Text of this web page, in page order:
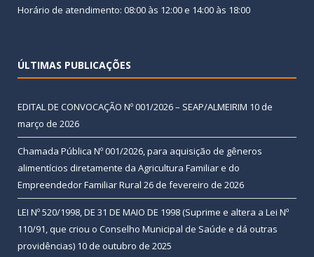
Horário de atendimento: 08:00 às 12:00 e 14:00 às 18:00
ÚLTIMAS PUBLICAÇÕES
EDITAL DE CONVOCAÇÃO Nº 001/2026 – SEAP/ALMEIRIM 10 de
março de 2026
Chamada Pública Nº 001/2026, para aquisição de gêneros
alimentícios diretamente da Agricultura Familiar e do
Empreendedor Familiar Rural 26 de fevereiro de 2026
LEI Nº 520/1998, DE 31 DE MAIO DE 1998 (Suprime e altera a Lei Nº
110/91, que criou o Conselho Municipal de Saúde e dá outras
providências) 10 de outubro de 2025